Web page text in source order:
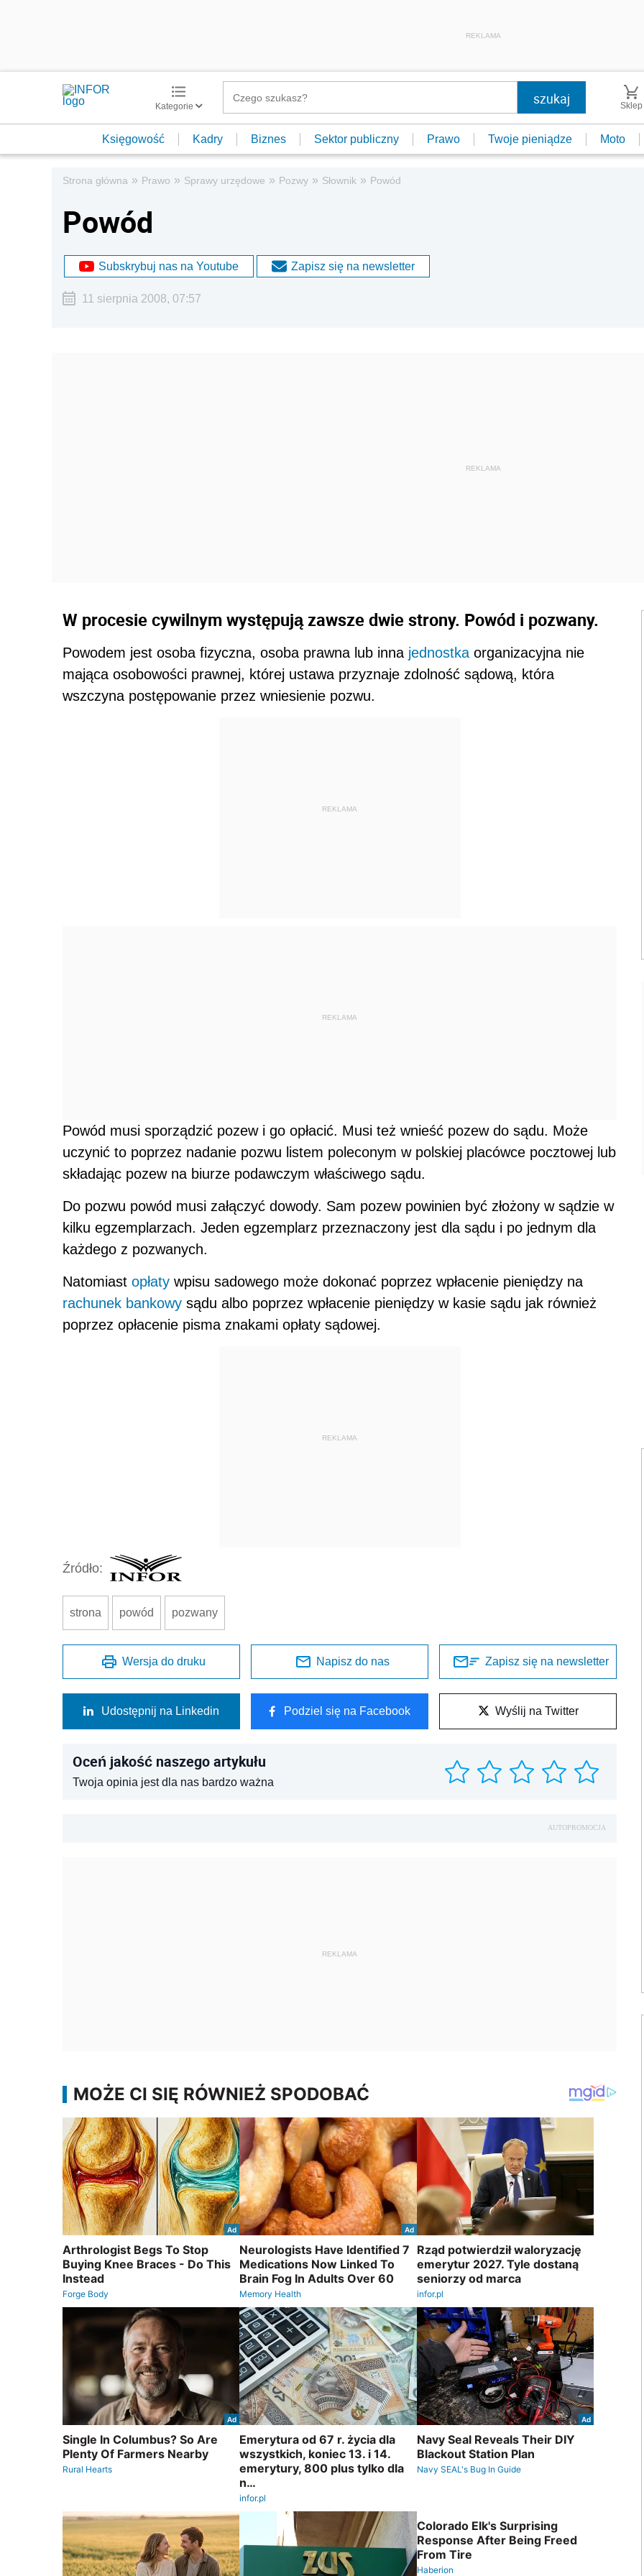
REKLAMA
Kategorie Sklep
Księgowość Kadry Biznes Sektor publiczny Prawo Twoje pieniądze Moto
Strona główna » Prawo » Sprawy urzędowe » Pozwy » Słownik » Powód
Powód
Subskrybuj nas na Youtube Zapisz się na newsletter
11 sierpnia 2008, 07:57
W procesie cywilnym występują zawsze dwie strony. Powód i pozwany.
Powodem jest osoba fizyczna, osoba prawna lub inna jednostka organizacyjna nie
mająca osobowości prawnej, której ustawa przyznaje zdolność sądową, która
wszczyna postępowanie przez wniesienie pozwu.
REKLAMA
REKLAMA
Powód musi sporządzić pozew i go opłacić. Musi też wnieść pozew do sądu. Może
uczynić to poprzez nadanie pozwu listem poleconym w polskiej placówce pocztowej lub
składając pozew na biurze podawczym właściwego sądu.
Do pozwu powód musi załączyć dowody. Sam pozew powinien być złożony w sądzie w
kilku egzemplarzach. Jeden egzemplarz przeznaczony jest dla sądu i po jednym dla
każdego z pozwanych.
Natomiast opłaty wpisu sadowego może dokonać poprzez wpłacenie pieniędzy na
rachunek bankowy sądu albo poprzez wpłacenie pieniędzy w kasie sądu jak również
poprzez opłacenie pisma znakami opłaty sądowej.
REKLAMA
Źródło:
strona powód pozwany
Wersja do druku Napisz do nas Zapisz się na newsletter
Udostępnij na Linkedin Podziel się na Facebook Wyślij na Twitter
Oceń jakość naszego artykułu
Twoja opinia jest dla nas bardzo ważna
AUTOPROMOCJA
REKLAMA